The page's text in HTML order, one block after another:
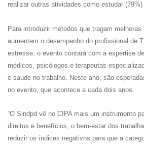
realizar outras atividades como estudar
Para introduzir métodos que tragam melhoras
aumentem o desempenho do profissional de
estresse, o evento contará com a expertise
médicos, psicólogos e terapeutas
e saúde no trabalho. Neste ano, são
no evento, que acontece a cada dois anos.
“O Sindpd vê no CIPA mais um instrumento
direitos e benefícios, o bem-estar dos
reduzir os índices negativos para que a